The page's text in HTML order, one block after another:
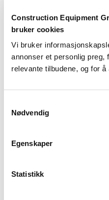
Construction Equipment
bruker cookies
Vi bruker
annonser et personlig preg,
relevante tilbudene, og for
Nødvendig
Egenskaper
Statistikk